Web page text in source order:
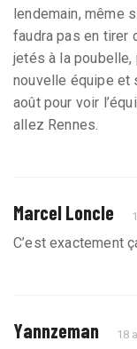
lendemain, même
faudra pas en tirer
jetés à la poubelle,
nouvelle équipe et
août pour voir
allez Rennes.
Marcel Loncle
C’est exactement
Yannzeman 18